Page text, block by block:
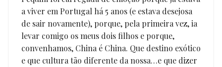
a viver em Portugal há 5 anos (e estava desejosa
de sair novamente), porque, pela primeira vez, ia
levar comigo os meus dois filhos e porque,
convenhamos, China é China. Que destino exótico
e que cultura tão diferente da nossa…e que dizer